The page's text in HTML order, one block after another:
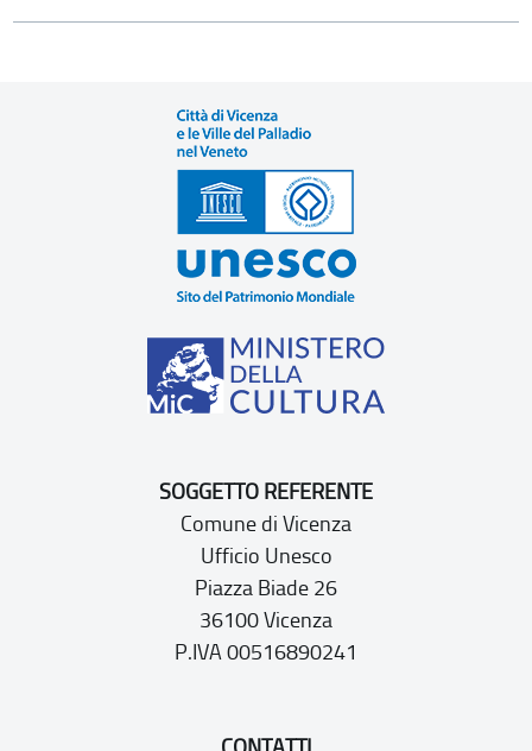
SOGGETTO REFERENTE
Comune di Vicenza
Ufficio Unesco
Piazza Biade 26
36100 Vicenza
P.IVA 00516890241